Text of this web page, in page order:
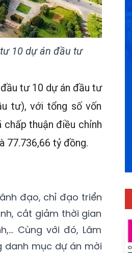
10 dự án đầu tư
tư 10 dự án đầu tư
tư), với tổng số vốn
chấp thuận điều chỉnh
77.736,66 tỷ đồng.
đạo, chỉ đạo triển
cắt giảm thời gian
Cùng với đó, Lâm
danh mục dự án mời